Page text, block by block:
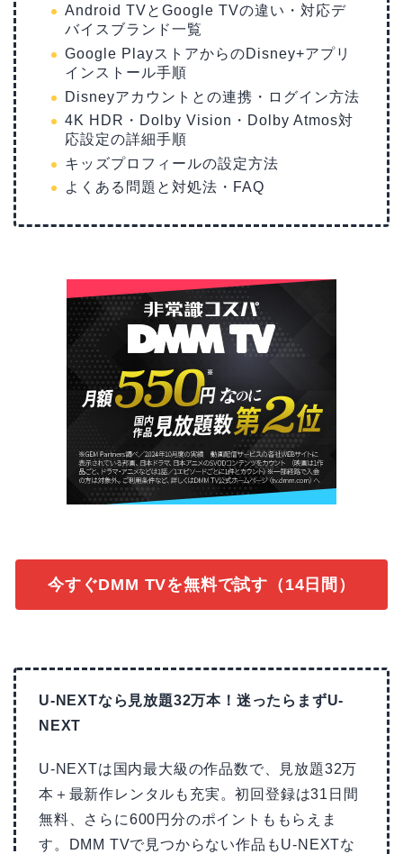
Android TVとGoogle TVの違い・対応デ
バイスブランド一覧
Google PlayストアからのDisney+アプリ
インストール手順
Disneyアカウントとの連携・ログイン方法
4K HDR・Dolby Vision・Dolby Atmos対
応設定の詳細手順
キッズプロフィールの設定方法
よくある問題と対処法・FAQ
今すぐDMM TVを無料で試す（14日間）
U-NEXTなら見放題32万本！迷ったらまずU-
NEXT
U-NEXTは国内最大級の作品数で、見放題32万
本＋最新作レンタルも充実。初回登録は31日間
無料、さらに600円分のポイントももらえま
す。DMM TVで見つからない作品もU-NEXTな